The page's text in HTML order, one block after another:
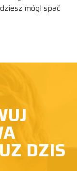
mógl spać
DZIS